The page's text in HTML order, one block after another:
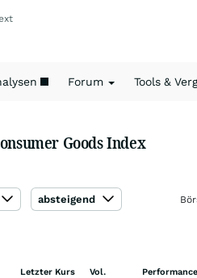
Forum Tools &
Goods Index
absteigend
Letzter Kurs Vol. Performance